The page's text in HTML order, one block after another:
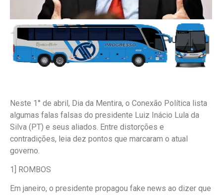
Neste 1° de abril, Dia da Mentira, o Conexão Política lista
algumas falas falsas do presidente Luiz Inácio Lula da
Silva (PT) e seus aliados. Entre distorções e
contradições, leia dez pontos que marcaram o atual
governo.
1] ROMBOS
Em janeiro, o presidente propagou fake news ao dizer que